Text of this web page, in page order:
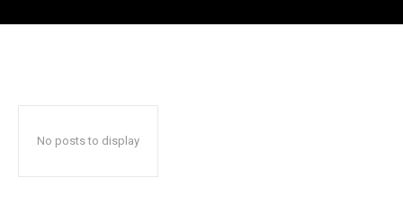
No posts to display